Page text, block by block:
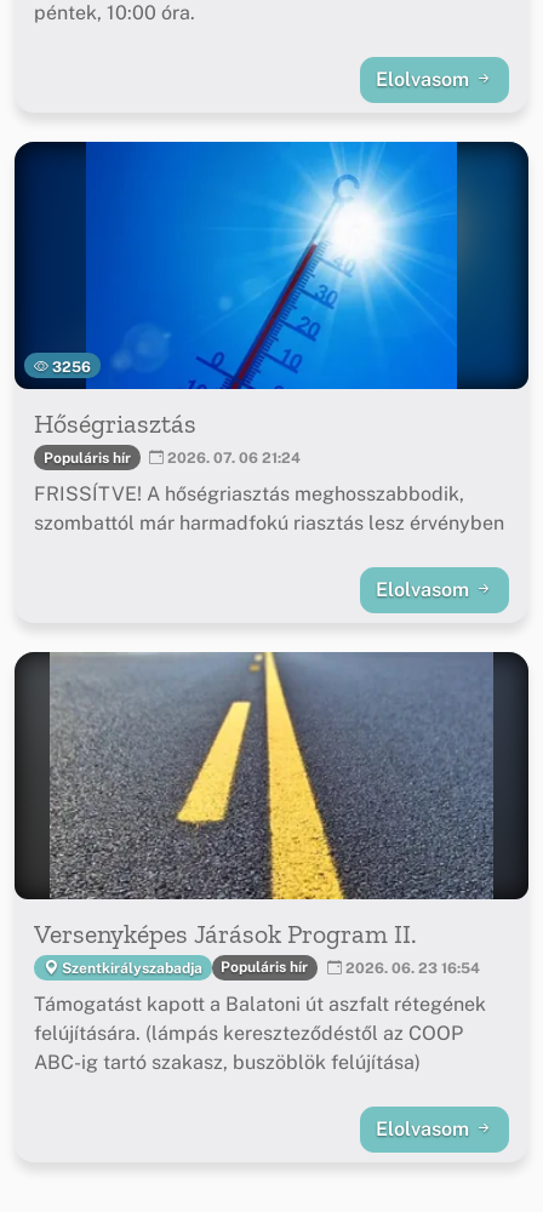
péntek, 10:00 óra.
Elolvasom
3256
Hőségriasztás
Populáris hír 2026. 07. 06 21:24
FRISSÍTVE! A hőségriasztás meghosszabbodik,
szombattól már harmadfokú riasztás lesz érvényben
Elolvasom
Versenyképes Járások Program II.
Szentkirályszabadja Populáris hír 2026. 06. 23 16:54
Támogatást kapott a Balatoni út aszfalt rétegének
felújítására. (lámpás kereszteződéstől az COOP
ABC-ig tartó szakasz, buszöblök felújítása)
Elolvasom